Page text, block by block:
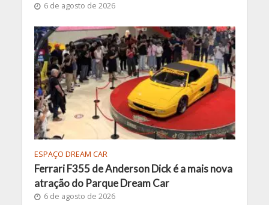
6 de agosto de 2026
ESPAÇO DREAM CAR
Ferrari F355 de Anderson Dick é a mais nova
atração do Parque Dream Car
6 de agosto de 2026